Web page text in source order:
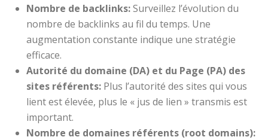
Nombre de backlinks:Surveillez l’évolution du
nombre de backlinks au fil du temps. Une
augmentation constante indique une stratégie
efficace.
Autorité du domaine (DA) et du Page (PA) des
sites référents: Plus l’autorité des sites qui vous
lient est élevée, plus le « jus de lien » transmis est
important.
Nombre de domaines référents (root domains):